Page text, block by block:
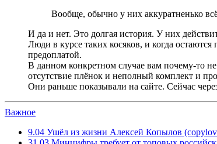
Вообще, обычно у них аккуратненько
И да и нет. Это долгая история. У них
Люди в курсе таких косяков, и когда
предоплатой.
В данном конкретном случае вам почему-то
отсутствие плёнок и неполный комплект и
Они раньше показывали на сайте. Сейчас
Важное
9.04 Ушёл из жизни Алексей Копылов